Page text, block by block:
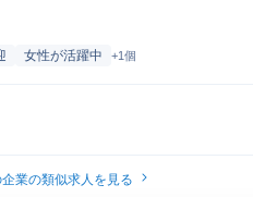
女性が活躍中 +1個
企業の類似求人を見る